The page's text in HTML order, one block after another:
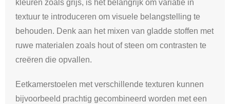
kleuren zoals grijs, is het belangrijk om variatie in
textuur te introduceren om visuele belangstelling te
behouden. Denk aan het mixen van gladde stoffen met
ruwe materialen zoals hout of steen om contrasten te
creëren die opvallen.
Eetkamerstoelen met verschillende texturen kunnen
bijvoorbeeld prachtig gecombineerd worden met een